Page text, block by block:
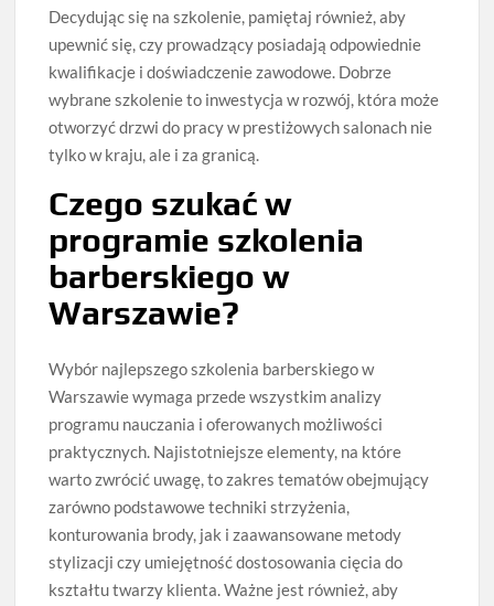
Decydując się na szkolenie, pamiętaj również, aby
upewnić się, czy prowadzący posiadają odpowiednie
kwalifikacje i doświadczenie zawodowe. Dobrze
wybrane szkolenie to inwestycja w rozwój, która może
otworzyć drzwi do pracy w prestiżowych salonach nie
tylko w kraju, ale i za granicą.
Czego szukać w
programie szkolenia
barberskiego w
Warszawie?
Wybór najlepszego szkolenia barberskiego w
Warszawie wymaga przede wszystkim analizy
programu nauczania i oferowanych możliwości
praktycznych. Najistotniejsze elementy, na które
warto zwrócić uwagę, to zakres tematów obejmujący
zarówno podstawowe techniki strzyżenia,
konturowania brody, jak i zaawansowane metody
stylizacji czy umiejętność dostosowania cięcia do
kształtu twarzy klienta. Ważne jest również, aby